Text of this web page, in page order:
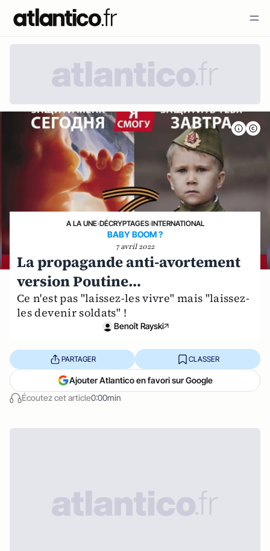
A LA UNE›DÉCRYPTAGES›INTERNATIONAL
BABY BOOM ?
7 avril 2022
La propagande anti-avortement
version Poutine…
Ce n'est pas "laissez-les vivre" mais "laissez-
les devenir soldats" !
Benoît Rayski
Écoutez cet article0:00min
PARTAGER CLASSER
Ajouter Atlantico en favori sur Google